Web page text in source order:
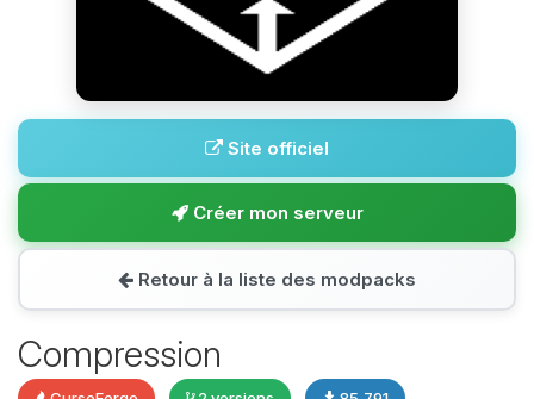
Site officiel
Créer mon serveur
Retour à la liste des modpacks
Compression